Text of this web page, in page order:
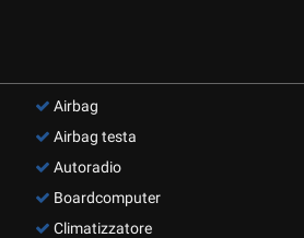
Airbag
Airbag testa
Autoradio
Boardcomputer
Climatizzatore